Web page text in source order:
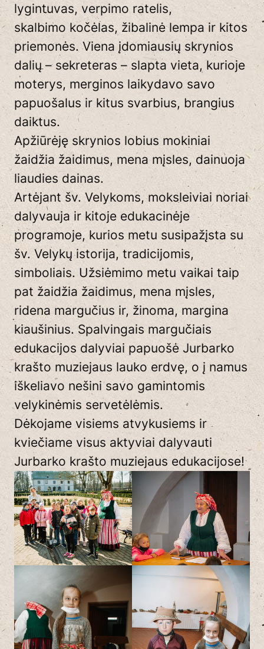
lygintuvas, verpimo ratelis,
skalbimo kočėlas, žibalinė lempa ir kitos
priemonės. Viena įdomiausių skrynios
dalių – sekreteras – slapta vieta, kurioje
moterys, merginos laikydavo savo
papuošalus ir kitus svarbius, brangius
daiktus.
Apžiūrėję skrynios lobius mokiniai
žaidžia žaidimus, mena mįsles, dainuoja
liaudies dainas.
Artėjant šv. Velykoms, moksleiviai noriai
dalyvauja ir kitoje edukacinėje
programoje, kurios metu susipažįsta su
šv. Velykų istorija, tradicijomis,
simboliais. Užsiėmimo metu vaikai taip
pat žaidžia žaidimus, mena mįsles,
ridena margučius ir, žinoma, margina
kiaušinius. Spalvingais margučiais
edukacijos dalyviai papuošė Jurbarko
krašto muziejaus lauko erdvę, o į namus
iškeliavo nešini savo gamintomis
velykinėmis servetėlėmis.
Dėkojame visiems atvykusiems ir
kviečiame visus aktyviai dalyvauti
Jurbarko krašto muziejaus edukacijose!